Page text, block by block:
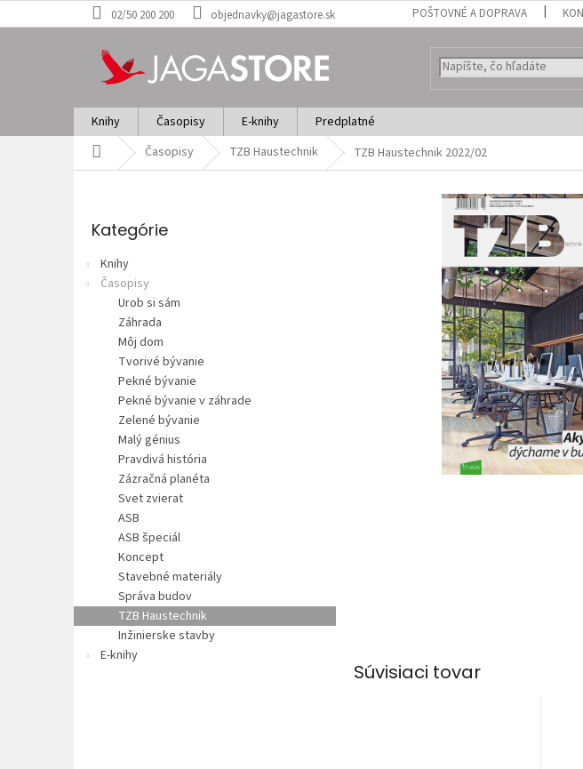
Prejsť
02/50 200 200 objednavky@jagastore.sk POŠTOVNÉ A DOPRAVA
Knihy Časopisy E-knihy
Predplatné
Domov Časopisy TZB Haustechnik TZB Haustechnik 2022/02
kategórie
Kategórie
Knihy
Časopisy
Urob si sám
Záhrada
Môj dom
Tvorivé bývanie
Pekné bývanie
Pekné bývanie v záhrade
Zelené bývanie
Malý génius
Pravdivá história
Zázračná planéta
Svet zvierat
ASB
ASB špeciál
Koncept
Stavebné materiály
Správa budov
TZB Haustechnik
Inžinierske stavby
E-knihy
Súvisiaci tovar